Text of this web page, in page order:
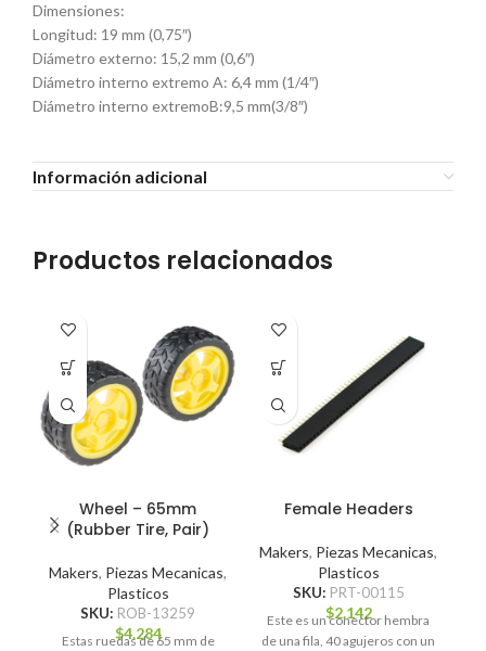
Dimensiones:
Longitud: 19 mm (0,75″)
Diámetro externo: 15,2 mm (0,6″)
Diámetro interno extremo A: 6,4 mm (1/4″)
Diámetro interno extremoB:9,5 mm(3/8″)
Información adicional
Productos relacionados
Wheel – 65mm
(Rubber Tire, Pair)
Makers, Piezas Mecanicas,
Plasticos
SKU: ROB-13259
$4.284
Estas ruedas de 65 mm de
Female Headers
Makers, Piezas Mecanicas,
Plasticos
SKU: PRT-00115
$2.142
Este es un conector hembra
de una fila, 40 agujeros con un